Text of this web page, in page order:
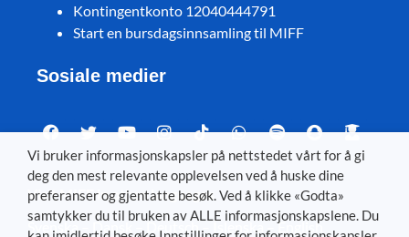
Kontingentkonto 12040444791
Start en bursdagsinnsamling til MIFF
Sosiale medier
Visit MIFF in other languages
Svenska– Dansk–Deutsch–Íslenska–English
Vi bruker informasjonskapsler på nettstedet vårt for å gi
deg den mest relevante opplevelsen ved å huske dine
preferanser og gjentatte besøk. Ved å klikke «Godta»
samtykker du til bruken av ALLE informasjonskapslene. Du